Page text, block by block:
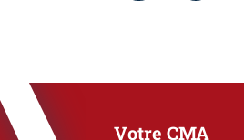
Votre CMA